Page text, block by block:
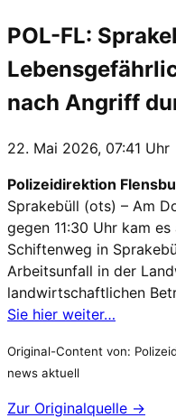
POL-FL:
nach Angriff
22. Mai 2026, 07:41 Uhr
Polizeidirektion
Sprakebüll (ots) – Am
gegen 11:30 Uhr kam
Schiftenweg in
Arbeitsunfall in der
landwirtschaftlichen
Sie hier weiter…
Original-Content von:
news aktuell
Zur Originalquelle →